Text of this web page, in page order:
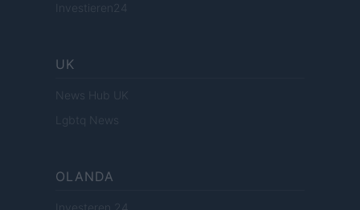
Investieren24
UK
News Hub UK
Lgbtq News
OLANDA